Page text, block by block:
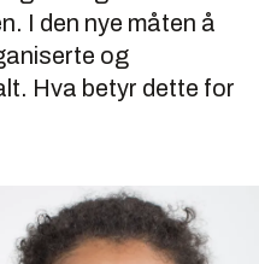
I den nye måten å
og
Hva betyr dette for